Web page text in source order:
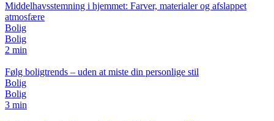
Middelhavsstemning i hjemmet: Farver, materialer og afslappet
atmosfære
Bolig
Bolig
2 min
Følg boligtrends – uden at miste din personlige stil
Bolig
Bolig
3 min